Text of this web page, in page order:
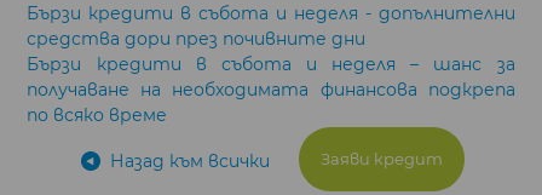
Бързи кредити в събота и неделя - допълнителни
средства дори през почивните дни
Бързи кредити в събота и неделя – шанс за
получаване на необходимата финансова подкрепа
по всяко време
Назад към всички
Заяви кредит